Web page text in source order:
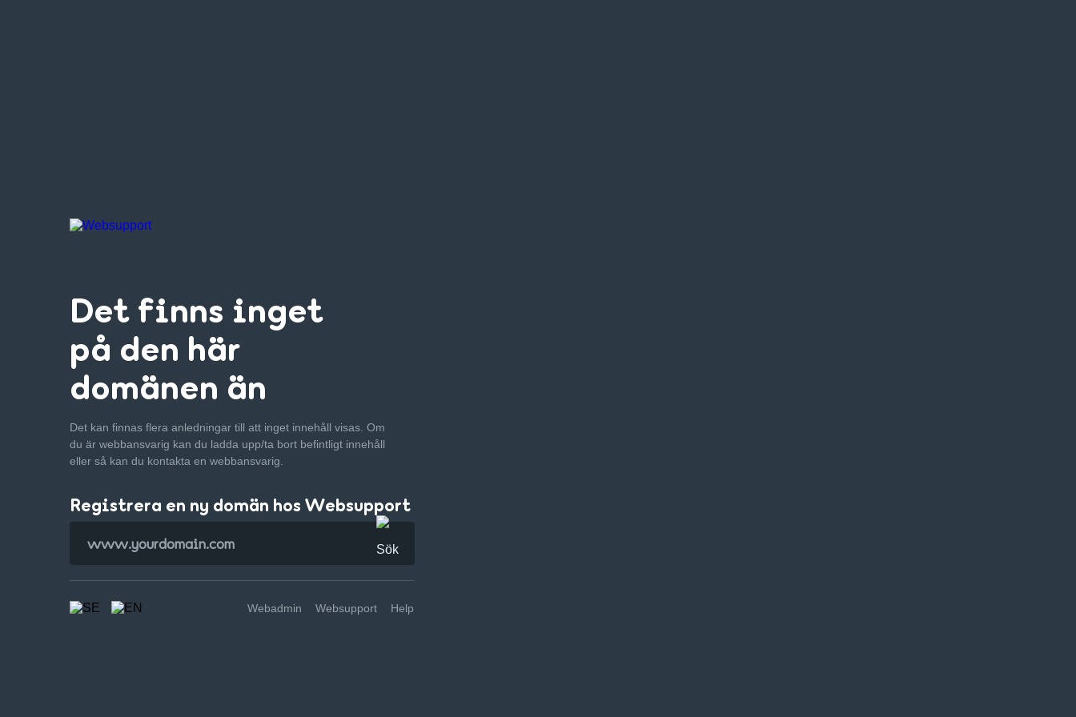
Det finns inget
på den här
domänen än
Det kan finnas flera anledningar till att inget innehåll visas. Om
du är webbansvarig kan du ladda upp/ta bort befintligt innehåll
eller så kan du kontakta en webbansvarig.
Registrera en ny domän hos Websupport
Webadmin Websupport Help